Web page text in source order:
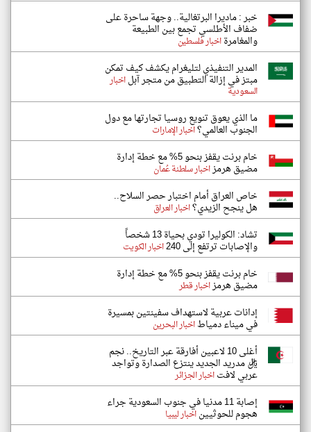
خبر : ماديرا البرتغالية.. وجهة ساحرة على
ضفاف الأطلسي تجمع بين الطبيعة
والمغامرةاخبار فلسطين
المدير التنفيذي لتليغرام يكشف كيف تمكن
مبتز في إزالة التطبيق من متجر آبلاخبار
السعودية
ما الذي يعوق تنويع روسيا تجارتها مع دول
الجنوب العالمي؟اخبار الإمارات
خام برنت يقفز بنحو 5% مع خطة إدارة
مضيق هرمزاخبار سلطنة عُمان
خاص العراق أمام اختبار حصر السلاح..
هل ينجح الزيدي؟اخبار العراق
تشاد: الكوليرا تودي بحياة 13 شخصاً
والإصابات ترتفع إلى 240 اخبار الكويت
خام برنت يقفز بنحو 5% مع خطة إدارة
مضيق هرمزاخبار قطر
إدانات عربية لاستهداف سفينتين بمسيرة
في ميناء دمياطاخبار البحرين
أغلى 10 لاعبين أفارقة عبر التاريخ.. نجم
ريال مدريد الجديد ينتزع الصدارة وتواجد
عربي لافتاخبار الجزائر
إصابة 11 مدنيا في جنوب السعودية جراء
هجوم للحوثييناخبار ليبيا